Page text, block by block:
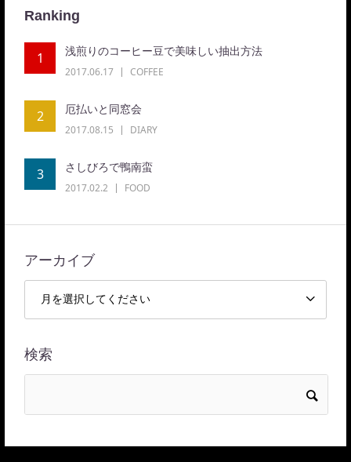
Ranking
1 浅煎りのコーヒー豆で美味しい抽出方法
2017.06.17 COFFEE
2 厄払いと同窓会
2017.08.15 DIARY
3 さしびろで鴨南蛮
2017.02.2 FOOD
アーカイブ
検索